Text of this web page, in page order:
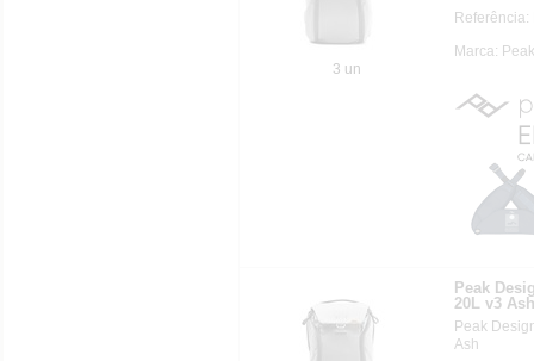
3 un
Referência:
Marca:
Peak
20L v3 Ash
Peak
Ash